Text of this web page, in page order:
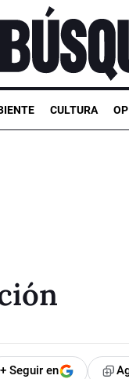
CULTURA
+ Seguir en